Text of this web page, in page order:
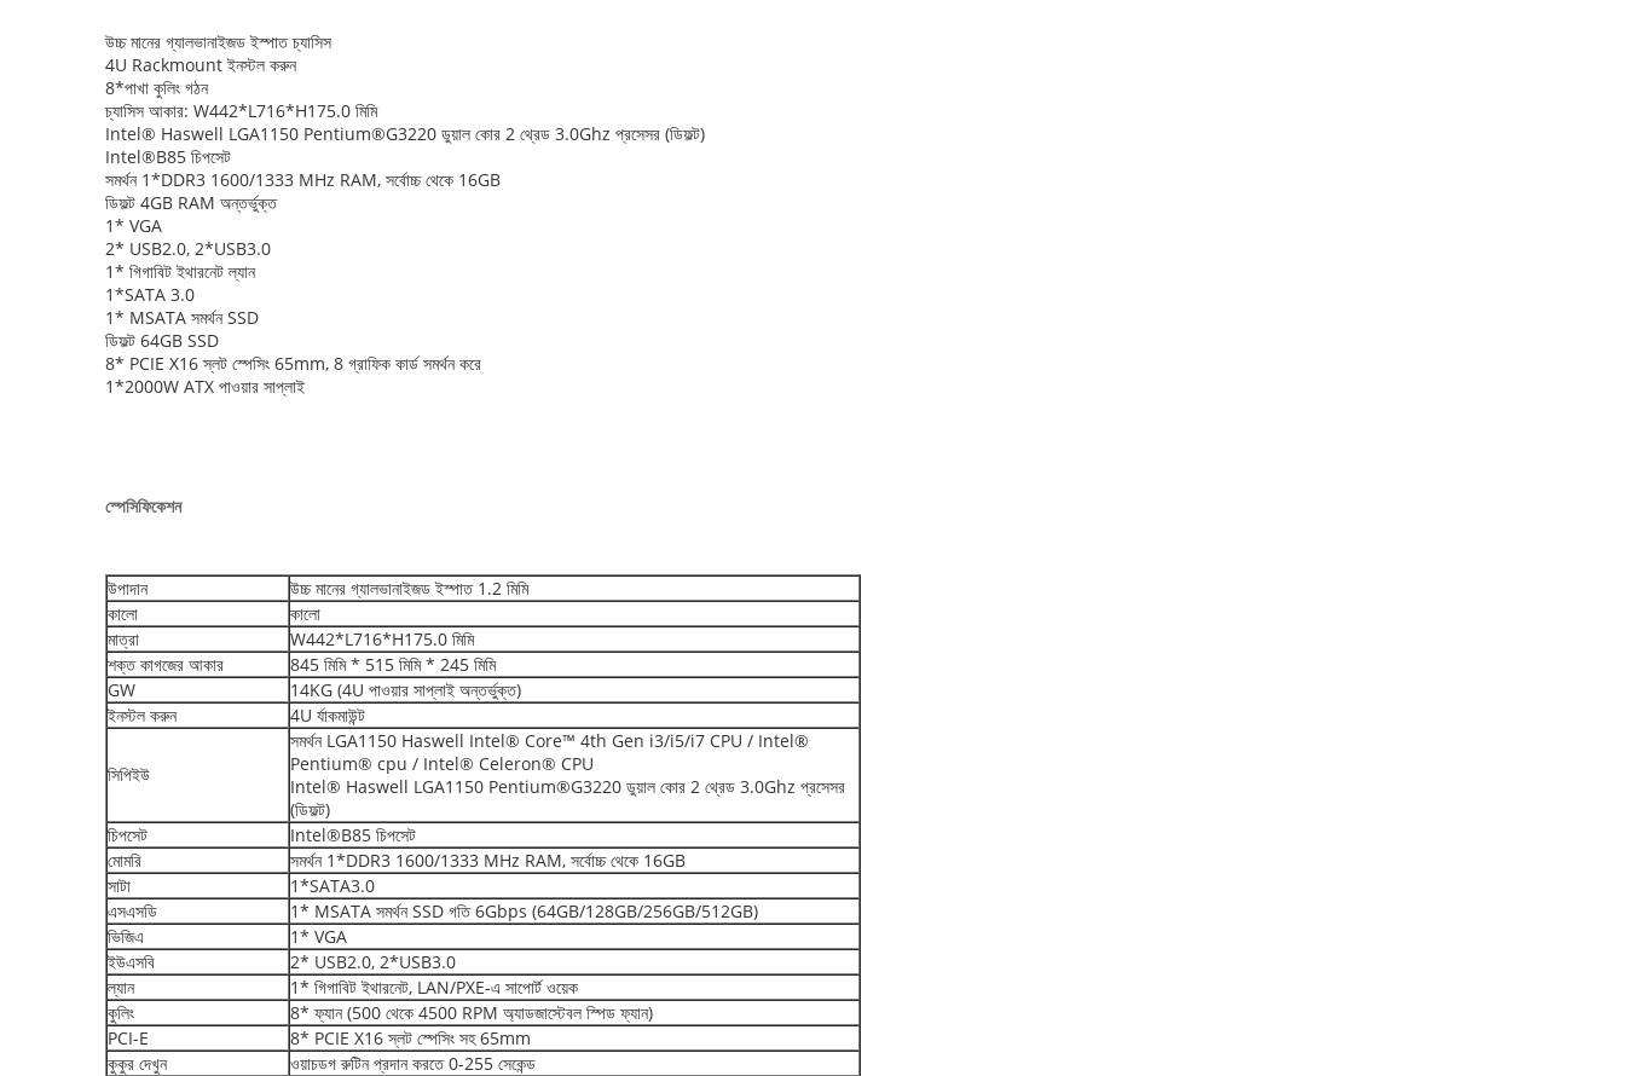
উচ্চ মানের গ্যালভানাইজড ইস্পাত চ্যাসিস
4U Rackmount ইনস্টল করুন
8*পাখা কুলিং গঠন
চ্যাসিস আকার: W442*L716*H175.0 মিমি
Intel® Haswell LGA1150 Pentium®G3220 ডুয়াল কোর 2 থ্রেড 3.0Ghz প্রসেসর (ডিফল্ট)
Intel®B85 চিপসেট
সমর্থন 1*DDR3 1600/1333 MHz RAM, সর্বোচ্চ থেকে 16GB
ডিফল্ট 4GB RAM অন্তর্ভুক্ত
1* VGA
2* USB2.0, 2*USB3.0
1* গিগাবিট ইথারনেট ল্যান
1*SATA 3.0
1* MSATA সমর্থন SSD
ডিফল্ট 64GB SSD
8* PCIE X16 স্লট স্পেসিং 65mm, 8 গ্রাফিক কার্ড সমর্থন করে
1*2000W ATX পাওয়ার সাপ্লাই
স্পেসিফিকেশন
উপাদান
উচ্চ মানের গ্যালভানাইজড ইস্পাত 1.2 মিমি
কালো
কালো
মাত্রা
W442*L716*H175.0 মিমি
শক্ত কাগজের আকার
845 মিমি * 515 মিমি * 245 মিমি
GW
14KG (4U পাওয়ার সাপ্লাই অন্তর্ভুক্ত)
ইনস্টল করুন
4U র্যাকমাউন্ট
সিপিইউ
সমর্থন LGA1150 Haswell Intel® Core™ 4th Gen i3/i5/i7 CPU / Intel®
Pentium® cpu / Intel® Celeron® CPU
Intel® Haswell LGA1150 Pentium®G3220 ডুয়াল কোর 2 থ্রেড 3.0Ghz প্রসেসর
(ডিফল্ট)
চিপসেট
Intel®B85 চিপসেট
মোমরি
সমর্থন 1*DDR3 1600/1333 MHz RAM, সর্বোচ্চ থেকে 16GB
সাটা
1*SATA3.0
এসএসডি
1* MSATA সমর্থন SSD গতি 6Gbps (64GB/128GB/256GB/512GB)
ভিজিএ
1* VGA
ইউএসবি
2* USB2.0, 2*USB3.0
ল্যান
1* গিগাবিট ইথারনেট, LAN/PXE-এ সাপোর্ট ওয়েক
কুলিং
8* ফ্যান (500 থেকে 4500 RPM অ্যাডজাস্টেবল স্পিড ফ্যান)
PCI-E
8* PCIE X16 স্লট স্পেসিং সহ 65mm
কুকুর দেখুন
ওয়াচডগ রুটিন প্রদান করতে 0-255 সেকেন্ড